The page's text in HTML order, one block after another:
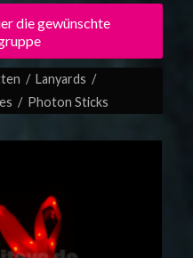
die gewünschte
/ Lanyards /
/ Photon Sticks